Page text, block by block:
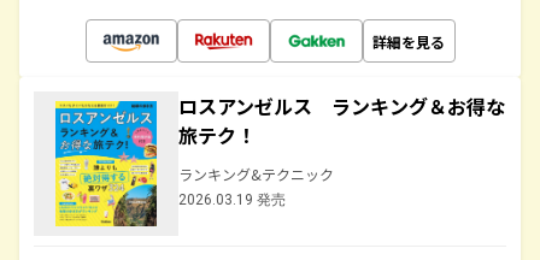
詳細を見る
ロスアンゼルス ランキング＆お得な
旅テク！
ランキング&テクニック
2026.03.19 発売